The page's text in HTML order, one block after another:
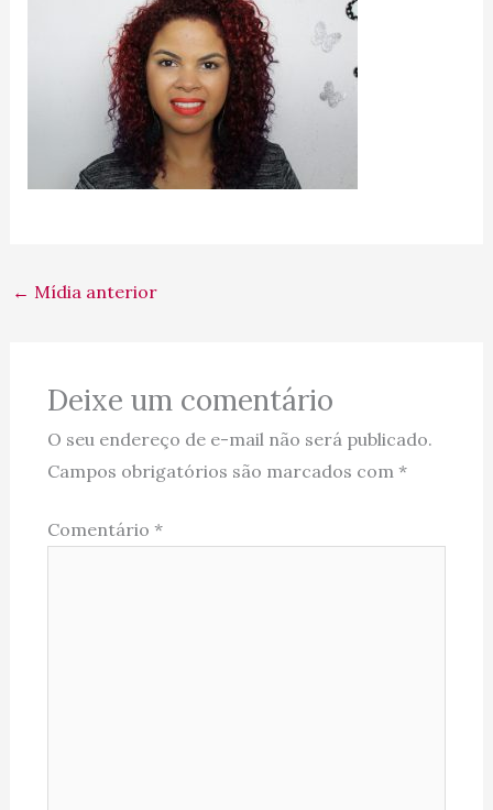
← Mídia anterior
Deixe um comentário
O seu endereço de e-mail não será publicado.
Campos obrigatórios são marcados com *
Comentário *